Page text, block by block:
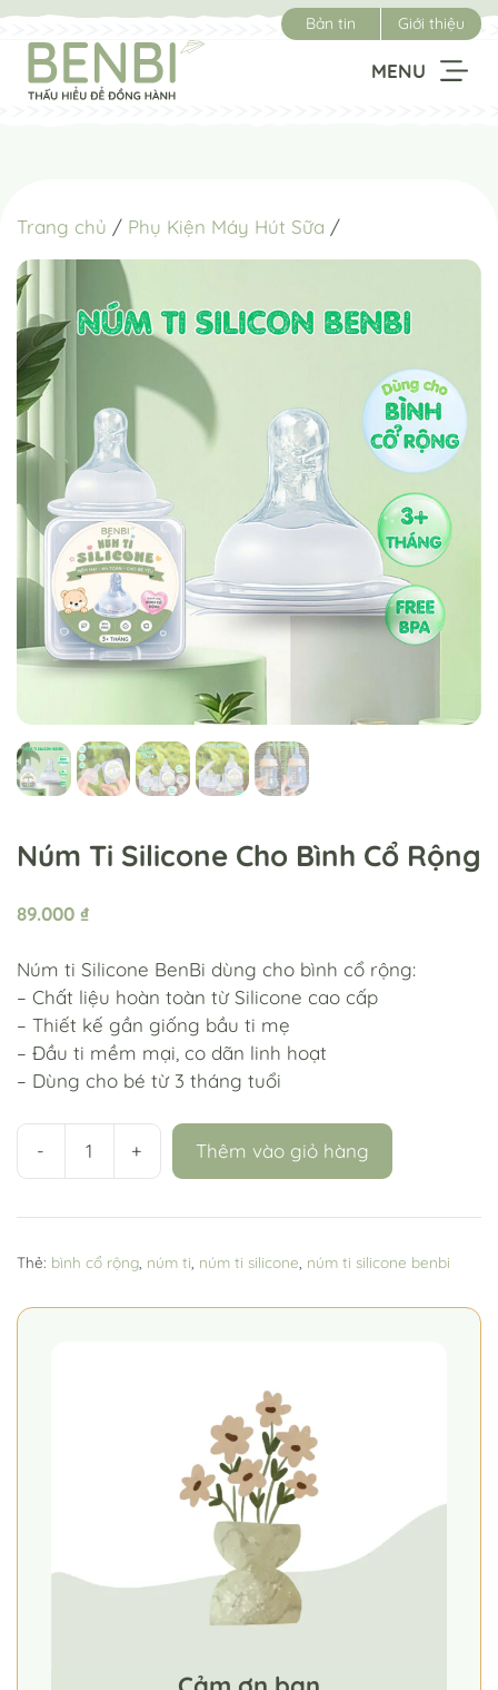
Chuyển
đến
dung
Bản tin Giới thiệu
MENU
Trang chủ / Phụ Kiện Máy Hút Sữa /
Núm Ti Silicone Cho Bình Cổ Rộng
89.000 ₫
Núm ti Silicone BenBi dùng cho bình cổ rộng:
– Chất liệu hoàn toàn từ Silicone cao cấp
– Thiết kế gần giống bầu ti mẹ
– Đầu ti mềm mại, co dãn linh hoạt
– Dùng cho bé từ 3 tháng tuổi
-
Núm
Silicone
Bình
Cổ
+ Thêm vào giỏ hàng
Thẻ: bình cổ rộng núm ti núm ti silicone núm ti silicone benbi